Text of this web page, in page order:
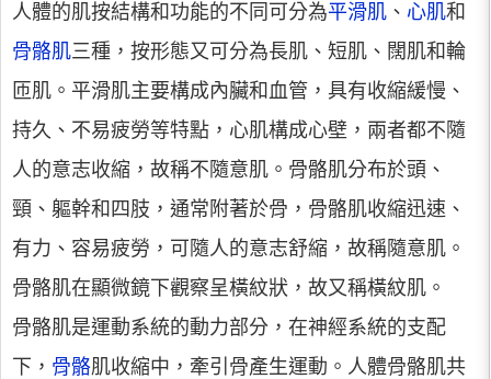
人體的肌按結構和功能的不同可分為平滑肌 、 心肌和
骨骼肌三種，按形態又可分為長肌、短肌、闊肌和輪
匝肌。平滑肌主要構成內臟和血管，具有收縮緩慢、
持久、不易疲勞等特點，心肌構成心壁，兩者都不隨
人的意志收縮，故稱不隨意肌。骨骼肌分布於頭、
頸、軀幹和四肢，通常附著於骨，骨骼肌收縮迅速、
有力、容易疲勞，可隨人的意志舒縮，故稱隨意肌。
骨骼肌在顯微鏡下觀察呈橫紋狀，故又稱橫紋肌。
骨骼肌是運動系統的動力部分，在神經系統的支配
下， 骨骼肌收縮中，牽引骨產生運動。人體骨骼肌共